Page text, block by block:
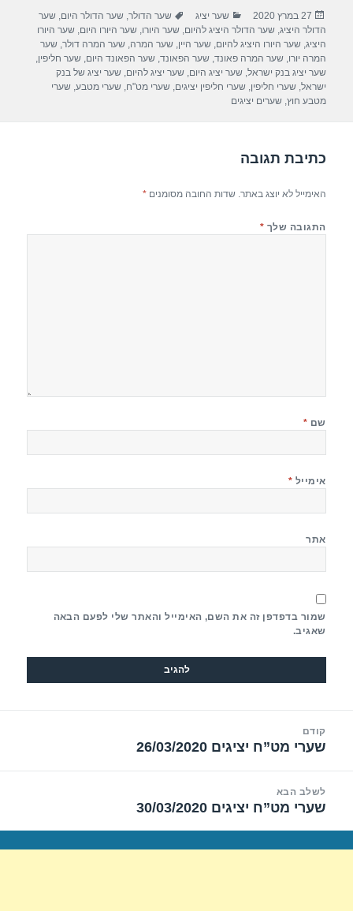
e
b
o
o
er
e
פורסם
בתאריך
27 במרץ 2020 קטגוריות
שער יציג תגיות
שער הדולר,שער הדולר היום,שער
הדולר היציג,שער הדולר היציג להיום,שער היורו,שער היורו היום,שער היורו
היציג,שער היורו היציג להיום,שער היין,שער המרה,שער המרה דולר,שער
המרה יורו,שער המרה פאונד,שער הפאונד,שער הפאונד היום,שער חליפין,
שער יציג בנק ישראל,שער יציג היום,שער יציג להיום,שער יציג של בנק
ישראל,שערי חליפין,שערי חליפין יציגים,שערי מט"ח,שערי מטבע,שערי
מטבע חוץ,שערים יציגים
כתיבת תגובה
האימייל לא יוצג באתר. שדות החובה מסומנים*
התגובה שלך *
שם *
אימייל *
אתר
שמור בדפדפן זה את השם, האימייל והאתר שלי לפעם הבאה
שאגיב.
קודם
הפוסט
שערי מט”ח יציגים 26/03/2020
לשלב הבא
הפוסט
שערי מט”ח יציגים 30/03/2020